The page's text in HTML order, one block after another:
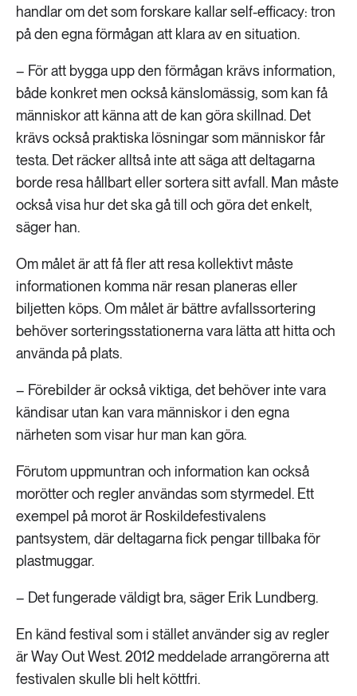
handlar om det som forskare kallar self-efficacy: tron
på den egna förmågan att klara av en situation.
– För att bygga upp den förmågan krävs information,
både konkret men också känslomässig, som kan få
människor att känna att de kan göra skillnad. Det
krävs också praktiska lösningar som människor får
testa. Det räcker alltså inte att säga att deltagarna
borde resa hållbart eller sortera sitt avfall. Man måste
också visa hur det ska gå till och göra det enkelt,
säger han.
Om målet är att få fler att resa kollektivt måste
informationen komma när resan planeras eller
biljetten köps. Om målet är bättre avfallssortering
behöver sorteringsstationerna vara lätta att hitta och
använda på plats.
– Förebilder är också viktiga, det behöver inte vara
kändisar utan kan vara människor i den egna
närheten som visar hur man kan göra.
Förutom uppmuntran och information kan också
morötter och regler användas som styrmedel. Ett
exempel på morot är Roskildefestivalens
pantsystem, där deltagarna fick pengar tillbaka för
plastmuggar.
– Det fungerade väldigt bra, säger Erik Lundberg.
En känd festival som i stället använder sig av regler
är Way Out West. 2012 meddelade arrangörerna att
festivalen skulle bli helt köttfri.